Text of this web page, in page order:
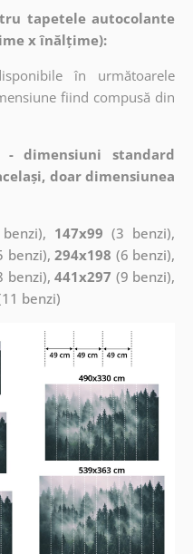
tapetele autocolante
x înălțime):
în următoarele
fiind compusă din
- dimensiuni standard
doar dimensiunea
147x99 (3 benzi),
benzi),294x198 (6 benzi),
benzi),441x297 (9 benzi),
benzi)